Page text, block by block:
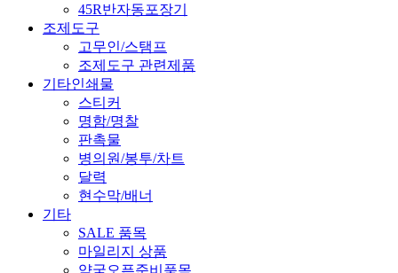
45R반자동포장기
조제도구
고무인/스탬프
조제도구 관련제품
기타인쇄물
스티커
명함/명찰
판촉물
병의원/봉투/차트
달력
현수막/배너
기타
SALE 품목
마일리지 상품
약국오픈준비품목